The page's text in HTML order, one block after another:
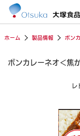
ホーム 製品情報 ボン
ボンカレーネオ＜焦
レ